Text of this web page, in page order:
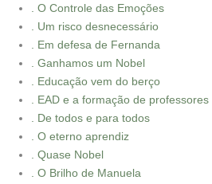
. O Controle das Emoções
. Um risco desnecessário
. Em defesa de Fernanda
. Ganhamos um Nobel
. Educação vem do berço
. EAD e a formação de professores
. De todos e para todos
. O eterno aprendiz
. Quase Nobel
. O Brilho de Manuela